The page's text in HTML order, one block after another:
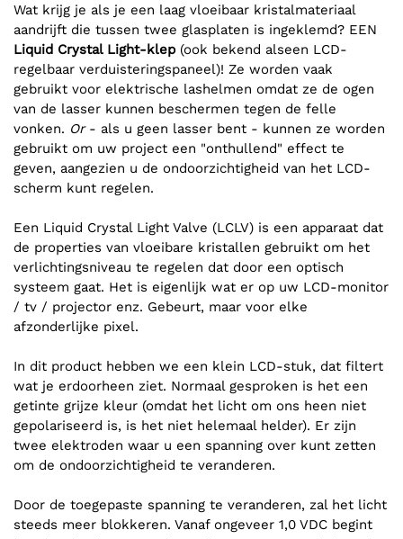
Wat krijg je als je een laag vloeibaar kristalmateriaal
aandrijft die tussen twee glasplaten is ingeklemd? EEN
Liquid Crystal Light-klep (ook bekend alseen LCD-
regelbaar verduisteringspaneel)! Ze worden vaak
gebruikt voor elektrische lashelmen omdat ze de ogen
van de lasser kunnen beschermen tegen de felle
vonken. Or- als u geen lasser bent - kunnen ze worden
gebruikt om uw project een "onthullend" effect te
geven, aangezien u de ondoorzichtigheid van het LCD-
scherm kunt regelen.
Een Liquid Crystal Light Valve (LCLV) is een apparaat dat
de properties van vloeibare kristallen gebruikt om het
verlichtingsniveau te regelen dat door een optisch
systeem gaat. Het is eigenlijk wat er op uw LCD-monitor
/ tv / projector enz. Gebeurt, maar voor elke
afzonderlijke pixel.
In dit product hebben we een klein LCD-stuk, dat filtert
wat je erdoorheen ziet. Normaal gesproken is het een
getinte grijze kleur (omdat het licht om ons heen niet
gepolariseerd is, is het niet helemaal helder). Er zijn
twee elektroden waar u een spanning over kunt zetten
om de ondoorzichtigheid te veranderen.
Door de toegepaste spanning te veranderen, zal het licht
steeds meer blokkeren. Vanaf ongeveer 1,0 VDC begint